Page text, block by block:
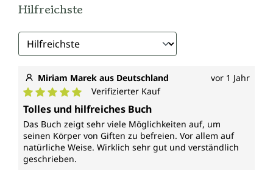
Hilfreichste
Miriam Marek aus Deutschland vor 1 Jahr
Durchschnittliche Bewertung von 5 von 5 Sternen
Verifizierter Kauf
Tolles und hilfreiches Buch
Das Buch zeigt sehr viele Möglichkeiten auf, um
seinen Körper von Giften zu befreien. Vor allem auf
natürliche Weise. Wirklich sehr gut und verständlich
geschrieben.